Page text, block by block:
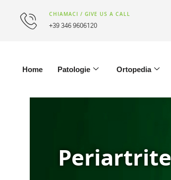
CHIAMACI / GIVE US A CALL
+39 346 9606120
Home Patologie Ortopedia
Periartrite